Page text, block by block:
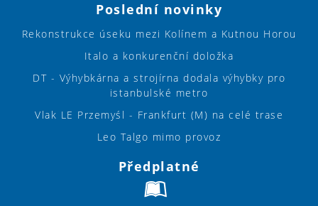
Poslední novinky
Rekonstrukce úseku mezi Kolínem a Kutnou Horou
Italo a konkurenční doložka
DT - Výhybkárna a strojírna dodala výhybky pro
istanbulské metro
Vlak LE Przemyśl - Frankfurt (M) na celé trase
Leo Talgo mimo provoz
Předplatné